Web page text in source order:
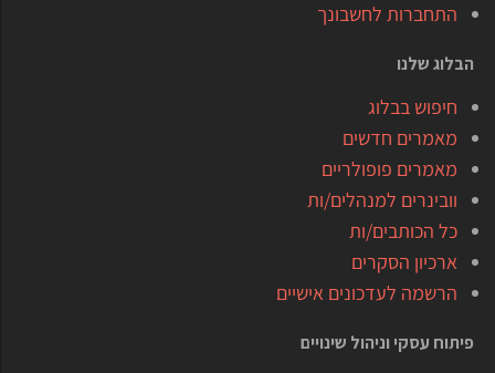
התחברות לחשבונך
הבלוג שלנו
חיפוש בבלוג
מאמרים חדשים
מאמרים פופולריים
וובינרים למנהלים/ות
כל הכותבים/ות
ארכיון הסקרים
הרשמה לעדכונים אישיים
פיתוח עסקי וניהול שינויים